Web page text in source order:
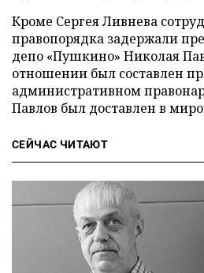
Кроме Сергея Ливнева
правопорядка задержали
депо «Пушкино» Николая
отношении был составлен
административном
Павлов был доставлен в
СЕЙЧАС ЧИТАЮТ